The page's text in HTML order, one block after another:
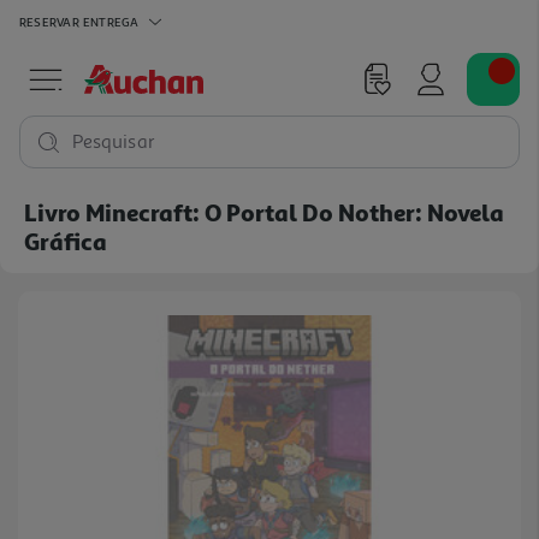
RESERVAR ENTREGA
Pesquisar
Livro Minecraft: O Portal Do Nother: Novela
Gráfica